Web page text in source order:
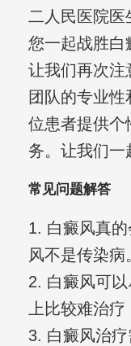
二人民医院医
您一起战胜白
让我们再次注
团队的专业
位患者提供个
务。让我们一
常见问题解答
1. 白癜风真
风不是传染病
2. 白癜风可
上比较难治
3. 白癜风治